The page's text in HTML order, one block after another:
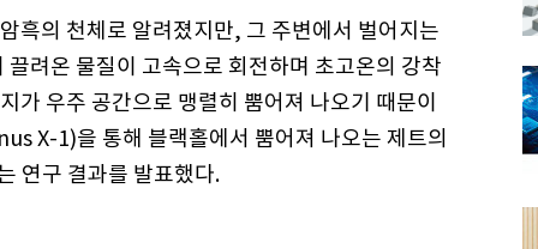
흑의 천체로 알려졌지만, 그 주변에서 벌어지는
려온 물질이 고속으로 회전하며 초고온의 강착
가 우주 공간으로 맹렬히 뿜어져 나오기 때문이
X-1)을 통해 블랙홀에서 뿜어져 나오는 제트의
연구 결과를 발표했다.